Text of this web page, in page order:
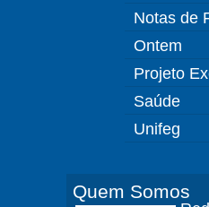
Notas de
Ontem
Projeto
Saúde
Unifeg
Quem Somos